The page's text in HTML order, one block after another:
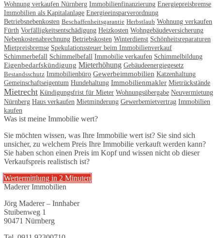
Wohnung verkaufen Nürnberg Immobilienfinanzierung Energiepreisbremse
Immobilien als Kapitalanlage Energieeinsparverordnung
Betriebsnebenkosten Beschaffenheitsgarantie Herbstlaub Wohnung verkaufen
Fürth Vorfälligkeitsentschädigung Heizkosten Wohngebäudeversicherung
Nebenkostenabrechnung Betriebskosten Winterdienst Schönheitsreparaturen
Mietpreisbremse Spekulationssteuer beim Immobilienverkauf
Schimmerbefall Schimmelbefall Immobilie verkaufen Schimmelbildung
Eigenbedarfskündigung Mieterhöhung Gebäudeenergiegesetz
Bestandsschutz Immobilienbüro Gewerbeimmobilien Katzenhaltung
Gemeinschaftseigentum Hundehaltung Immobilienmakler Mietrückstände
Mietrecht Kündigungsfrist für Mieter Wohnungsübergabe Neuvermietung
Nürnberg Haus verkaufen Mietminderung Gewerbemietvertrag Immobilien
kaufen
Was ist meine Immobilie wert?
Sie möchten wissen, was Ihre Immobilie wert ist? Sie sind sich
unsicher, zu welchem Preis Ihre Immobilie verkauft werden kann?
Sie haben schon einen Preis im Kopf und wissen nicht ob dieser
Verkaufspreis realistisch ist?
Wertermittlung in 2 Minuten
Maderer Immobilien
Jörg Maderer – Innhaber
Stuibenweg 1
90471 Nürnberg